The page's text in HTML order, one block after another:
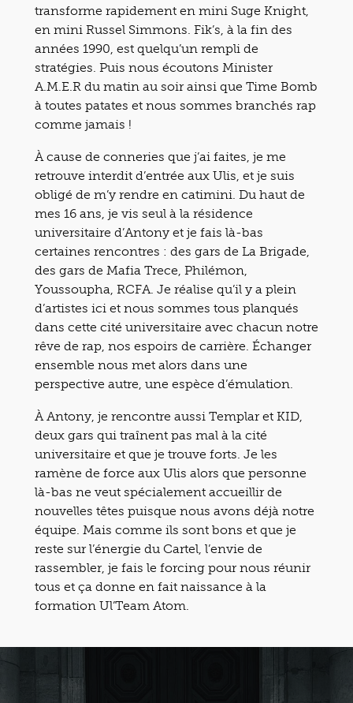
transforme rapidement en mini Suge Knight,
en mini Russel Simmons. Fik’s, à la fin des
années 1990, est quelqu’un rempli de
stratégies. Puis nous écoutons Minister
A.M.E.R du matin au soir ainsi que Time Bomb
à toutes patates et nous sommes branchés rap
comme jamais !
À cause de conneries que j’ai faites, je me
retrouve interdit d’entrée aux Ulis, et je suis
obligé de m’y rendre en catimini. Du haut de
mes 16 ans, je vis seul à la résidence
universitaire d’Antony et je fais là-bas
certaines rencontres : des gars de La Brigade,
des gars de Mafia Trece, Philémon,
Youssoupha, RCFA. Je réalise qu’il y a plein
d’artistes ici et nous sommes tous planqués
dans cette cité universitaire avec chacun notre
rêve de rap, nos espoirs de carrière. Échanger
ensemble nous met alors dans une
perspective autre, une espèce d’émulation.
À Antony, je rencontre aussi Templar et KID,
deux gars qui traînent pas mal à la cité
universitaire et que je trouve forts. Je les
ramène de force aux Ulis alors que personne
là-bas ne veut spécialement accueillir de
nouvelles têtes puisque nous avons déjà notre
équipe. Mais comme ils sont bons et que je
reste sur l’énergie du Cartel, l’envie de
rassembler, je fais le forcing pour nous réunir
tous et ça donne en fait naissance à la
formation Ul’Team Atom.